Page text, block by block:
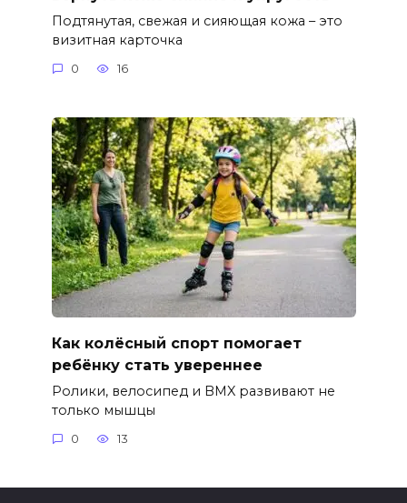
Подтянутая, свежая и сияющая кожа – это
визитная карточка
0 16
Как колёсный спорт помогает
ребёнку стать увереннее
Ролики, велосипед и BMX развивают не
только мышцы
0 13